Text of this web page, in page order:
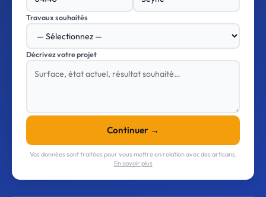
Travaux souhaités
Décrivez votre projet
Continuer →
Vos données sont traitées pour vous mettre en relation avec des artisans.
En savoir plus